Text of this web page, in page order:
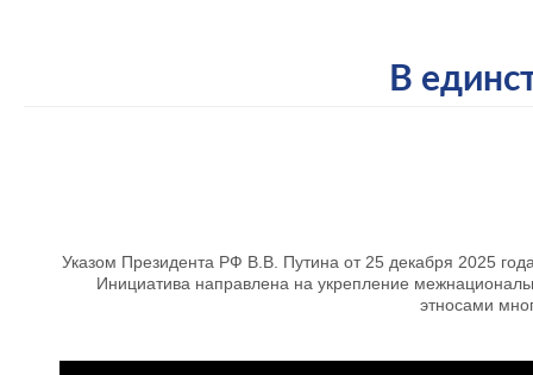
В
Указом Президента РФ В.В. Путина от 25 декабря 2025
Инициатива направлена на укрепление
этносами